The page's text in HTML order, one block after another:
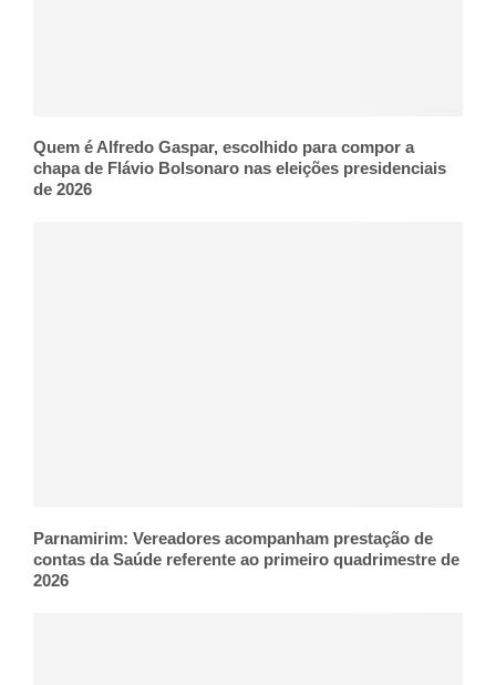
Quem é Alfredo Gaspar, escolhido para compor a
chapa de Flávio Bolsonaro nas eleições presidenciais
de 2026
Parnamirim: Vereadores acompanham prestação de
contas da Saúde referente ao primeiro quadrimestre de
2026